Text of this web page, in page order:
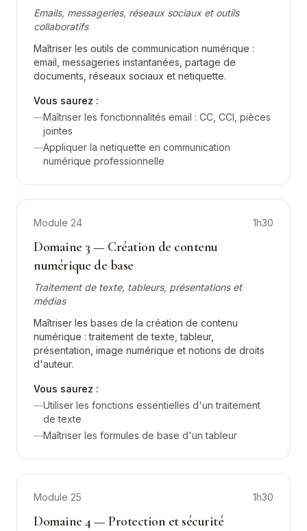
Emails, messageries, réseaux sociaux et outils
collaboratifs
Maîtriser les outils de communication numérique :
email, messageries instantanées, partage de
documents, réseaux sociaux et netiquette.
Vous saurez :
—Maîtriser les fonctionnalités email : CC, CCI, pièces
jointes
—Appliquer la netiquette en communication
numérique professionnelle
Module 24 1h30
Domaine 3 — Création de contenu
numérique de base
Traitement de texte, tableurs, présentations et
médias
Maîtriser les bases de la création de contenu
numérique : traitement de texte, tableur,
présentation, image numérique et notions de droits
d'auteur.
Vous saurez :
—Utiliser les fonctions essentielles d'un traitement
de texte
—Maîtriser les formules de base d'un tableur
Module 25 1h30
Domaine 4 — Protection et sécurité